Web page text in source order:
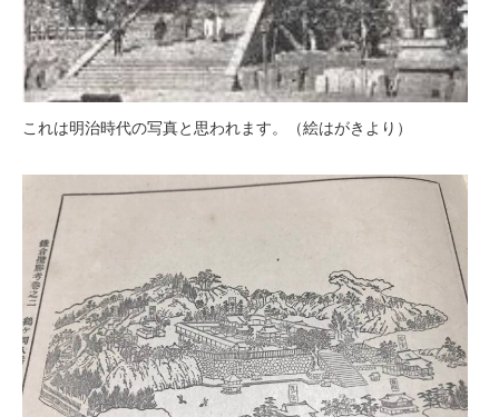
これは明治時代の写真と思われます。（絵はがきより）